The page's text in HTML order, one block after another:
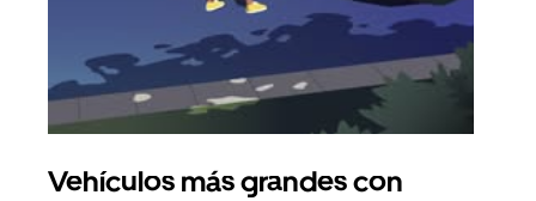
Vehículos más grandes con